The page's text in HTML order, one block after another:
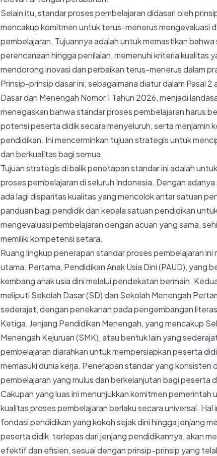
Selain itu, standar proses pembelajaran didasari oleh
mencakup komitmen untuk terus-menerus mengevaluasi
pembelajaran. Tujuannya adalah untuk memastikan
perencanaan hingga penilaian, memenuhi kriteria kualitas
mendorong inovasi dan perbaikan terus-menerus dalam
Prinsip-prinsip dasar ini, sebagaimana diatur dalam Pasal
Dasar dan Menengah Nomor 1 Tahun 2026, menjadi
menegaskan bahwa standar proses pembelajaran harus
potensi peserta didik secara menyeluruh, serta menjamin
pendidikan. Ini mencerminkan tujuan strategis untuk
dan berkualitas bagi semua.
Tujuan strategis di balik penetapan standar ini adalah
proses pembelajaran di seluruh Indonesia. Dengan
ada lagi disparitas kualitas yang mencolok antar satuan
panduan bagi pendidik dan kepala satuan pendidikan
mengevaluasi pembelajaran dengan acuan yang sama,
memiliki kompetensi setara.
Ruang lingkup penerapan standar proses pembelajaran
utama. Pertama, Pendidikan Anak Usia Dini (PAUD), yang
kembang anak usia dini melalui pendekatan bermain.
meliputi Sekolah Dasar (SD) dan Sekolah Menengah
sederajat, dengan penekanan pada pengembangan
Ketiga, Jenjang Pendidikan Menengah, yang mencakup
Menengah Kejuruan (SMK), atau bentuk lain yang
pembelajaran diarahkan untuk mempersiapkan peserta
memasuki dunia kerja. Penerapan standar yang konsisten
pembelajaran yang mulus dan berkelanjutan bagi peserta
Cakupan yang luas ini menunjukkan komitmen
kualitas proses pembelajaran berlaku secara universal.
fondasi pendidikan yang kokoh sejak dini hingga jenjang
peserta didik, terlepas dari jenjang pendidikannya, akan
efektif dan efisien, sesuai dengan prinsip-prinsip yang